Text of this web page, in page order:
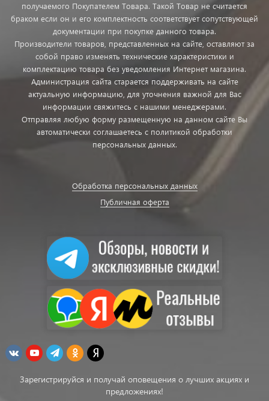
получаемого Покупателем Товара. Такой Товар не считается
браком если он и его комплектность соответствует сопутствующей
документации при покупке данного товара.
Производители товаров, представленных на сайте, оставляют за
собой право изменять технические характеристики и
комплектацию товара без уведомления Интернет магазина.
Администрация сайта старается поддерживать на сайте
актуальную информацию, для уточнения важной для Вас
информации свяжитесь с нашими менеджерами.
Отправляя любую форму размещенную на данном сайте Вы
автоматически соглашаетесь с политикой обработки
персональных данных.
Обработка персональных данных
Публичная оферта
Зарегистрируйся и получай оповещения о лучших акциях и
предложениях!